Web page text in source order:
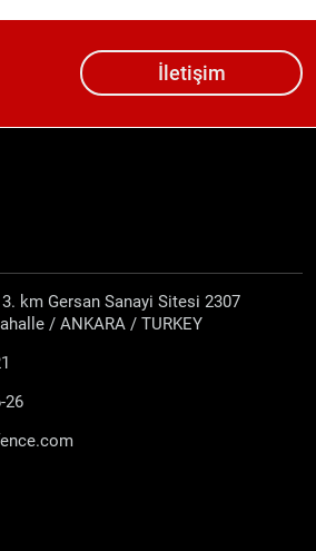
İletişim
km Gersan Sanayi Sitesi 2307
/ ANKARA / TURKEY
26